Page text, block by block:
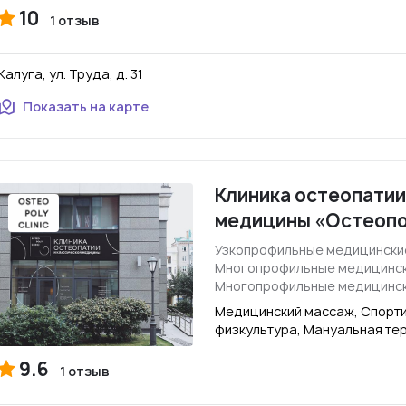
10 1 отзыв
ул. Труда, д. 31
Показать на карте
Клиника
медицины
Узкопрофильные
Многопрофильные
Многопрофильные
Медицинский массаж,
физкультура, Мануальная
9.6 1 отзыв